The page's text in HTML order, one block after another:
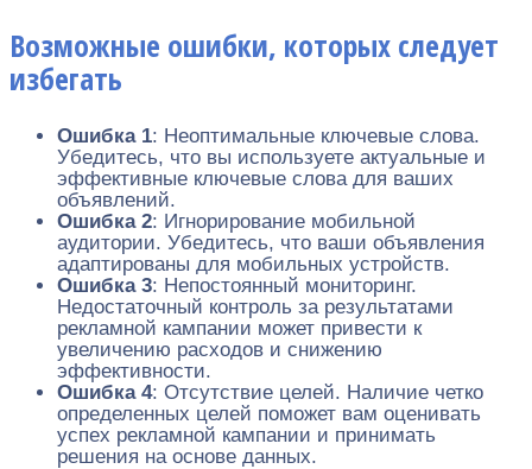
Возможные ошибки, которых следует
избегать
Ошибка 1: Неоптимальные ключевые слова.
Убедитесь, что вы используете актуальные и
эффективные ключевые слова для ваших
объявлений.
Ошибка 2: Игнорирование мобильной
аудитории. Убедитесь, что ваши объявления
адаптированы для мобильных устройств.
Ошибка 3: Непостоянный мониторинг.
Недостаточный контроль за результатами
рекламной кампании может привести к
увеличению расходов и снижению
эффективности.
Ошибка 4: Отсутствие целей. Наличие четко
определенных целей поможет вам оценивать
успех рекламной кампании и принимать
решения на основе данных.